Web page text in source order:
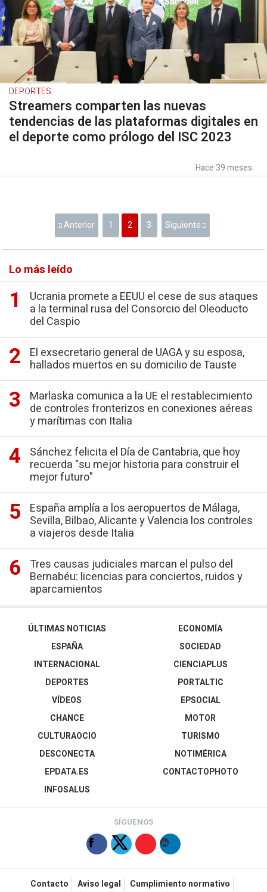
DEPORTES
Streamers comparten las nuevas
tendencias de las plataformas digitales en
el deporte como prólogo del ISC 2023
Hace 39 meses
Anterior 1 2 3 Siguiente
Lo más leído
Ucrania promete a EEUU el cese de sus ataques
a la terminal rusa del Consorcio del Oleoducto
del Caspio
El exsecretario general de UAGA y su esposa,
hallados muertos en su domicilio de Tauste
Marlaska comunica a la UE el restablecimiento
de controles fronterizos en conexiones aéreas
y marítimas con Italia
Sánchez felicita el Día de Cantabria, que hoy
recuerda "su mejor historia para construir el
mejor futuro"
España amplía a los aeropuertos de Málaga,
Sevilla, Bilbao, Alicante y Valencia los controles
a viajeros desde Italia
Tres causas judiciales marcan el pulso del
Bernabéu: licencias para conciertos, ruidos y
aparcamientos
ÚLTIMAS NOTICIAS
ESPAÑA
INTERNACIONAL
DEPORTES
VÍDEOS
ECONOMÍA
SOCIEDAD
CIENCIAPLUS
PORTALTIC
EPSOCIAL
CHANCE
CULTURAOCIO
DESCONECTA
EPDATA.ES
INFOSALUS
MOTOR
TURISMO
NOTIMÉRICA
CONTACTOPHOTO
SÍGUENOS
Contacto Aviso legal
Cumplimiento normativo